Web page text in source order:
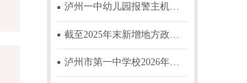
泸州一中幼儿园报警主机与可燃气体主机故障整改项目比选邀请函
截至2025年末新增地方政府一般债券情况表公示
泸州市第一中学校2026年春期 “高中国家助学金”“高中学费减免”“初中困难学生生活补助”资助学生名单公示